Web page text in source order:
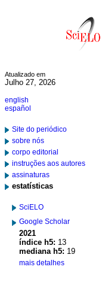
Atualizado em
Julho 27, 2026
english
español
Site do periódico
sobre nós
corpo editorial
instruções aos autores
assinaturas
estatísticas
SciELO
Google Scholar
2021
índice h5: 13
mediana h5: 19
mais detalhes